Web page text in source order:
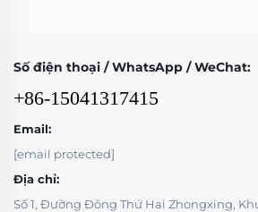
Số điện thoại / WhatsApp / WeChat:
+86-15041317415
Email:
[email protected]
Địa chỉ:
Số 1, Đường Đông Thứ Hai Zhongxing,